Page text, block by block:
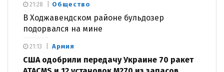
Общество
В Ходжавендском районе бульдозер
подорвался на мине
21:28
Армия
США одобрили передачу Украине 70 ракет
21:13